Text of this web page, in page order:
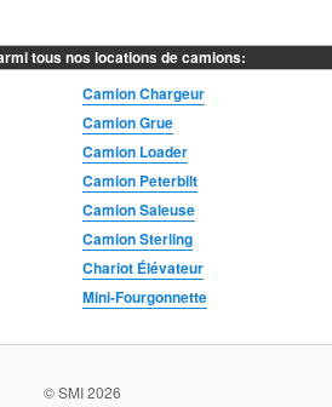
tous nos locations de camions:
Camion Chargeur
Camion Grue
Camion Loader
Camion Peterbilt
Camion Saleuse
Camion Sterling
Chariot Élévateur
Mini-Fourgonnette
© SMI 2026